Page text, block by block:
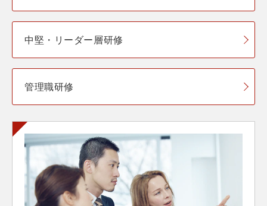
中堅・リーダー層研修
管理職研修